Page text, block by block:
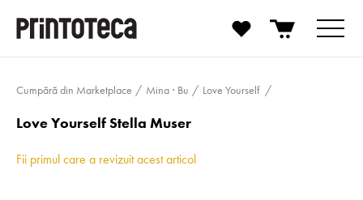
Cumpără din Marketplace Mina ⋅ Bu Love Yourself
Love Yourself Stella Muser
Fii primul care a revizuit acest articol